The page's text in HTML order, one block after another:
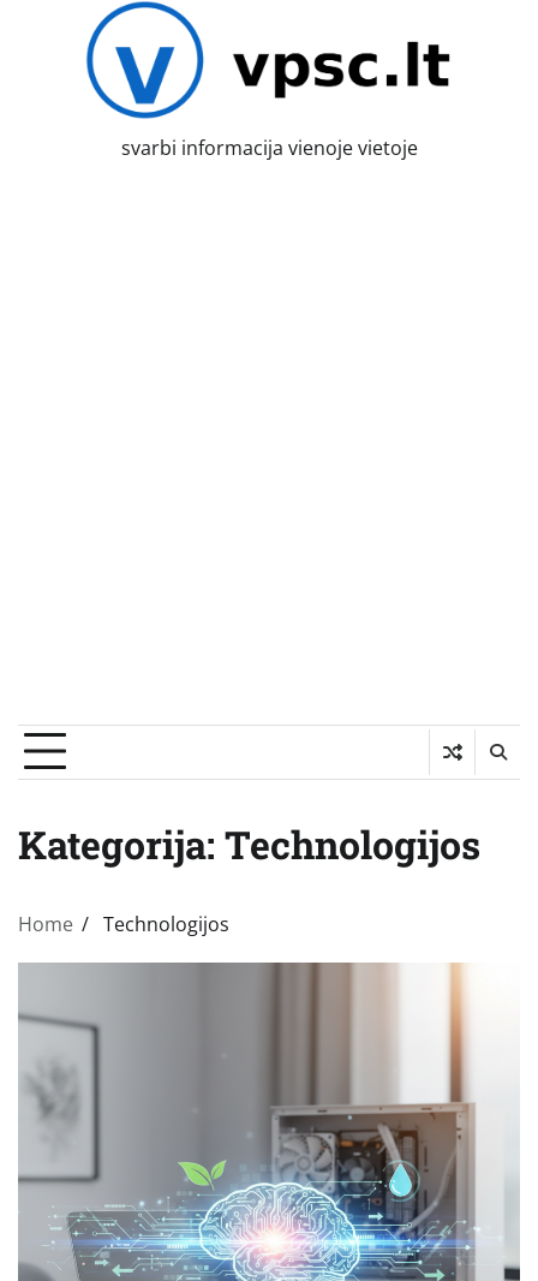
svarbi informacija vienoje vietoje
Kategorija: Technologijos
Home Technologijos